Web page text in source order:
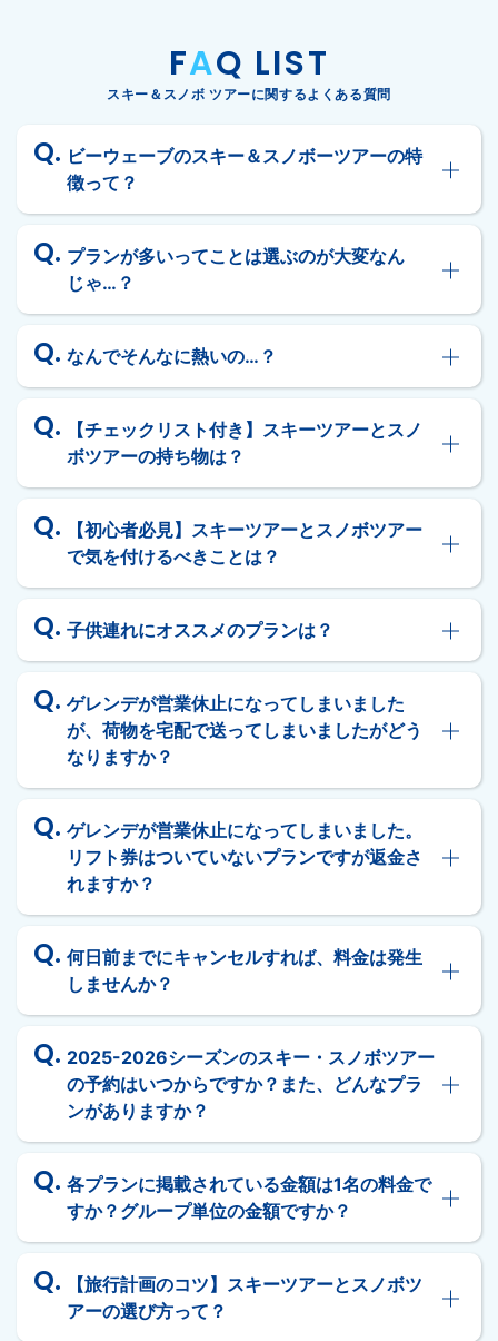
FAQ LIST
スキー＆スノボ ツアーに関するよくある質問
ビーウェーブのスキー＆スノボーツアーの特
徴って？
プランが多いってことは選ぶのが大変なん
じゃ…？
なんでそんなに熱いの…？
【チェックリスト付き】スキーツアーとスノ
ボツアーの持ち物は？
【初心者必見】スキーツアーとスノボツアー
で気を付けるべきことは？
子供連れにオススメのプランは？
ゲレンデが営業休止になってしまいました
が、荷物を宅配で送ってしまいましたがどう
なりますか？
ゲレンデが営業休止になってしまいました。
リフト券はついていないプランですが返金さ
れますか？
何日前までにキャンセルすれば、料金は発生
しませんか？
2025-2026シーズンのスキー・スノボツアー
の予約はいつからですか？また、どんなプラ
ンがありますか？
各プランに掲載されている金額は1名の料金で
すか？グループ単位の金額ですか？
【旅行計画のコツ】スキーツアーとスノボツ
アーの選び方って？